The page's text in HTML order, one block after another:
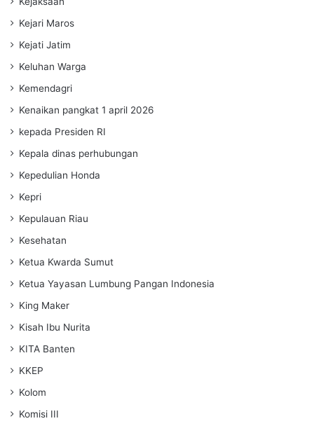
Kejari Maros
Kejati Jatim
Keluhan Warga
Kemendagri
Kenaikan pangkat 1 april 2026
kepada Presiden RI
Kepala dinas perhubungan
Kepedulian Honda
Kepri
Kepulauan Riau
Kesehatan
Ketua Kwarda Sumut
Ketua Yayasan Lumbung Pangan Indonesia
King Maker
Kisah Ibu Nurita
KITA Banten
KKEP
Kolom
Komisi III